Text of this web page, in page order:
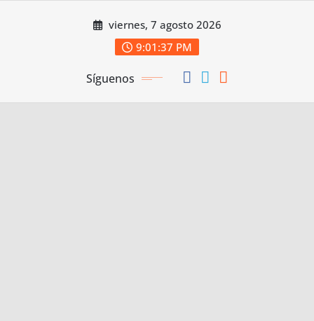
viernes, 7 agosto 2026
9:01:37 PM
Síguenos